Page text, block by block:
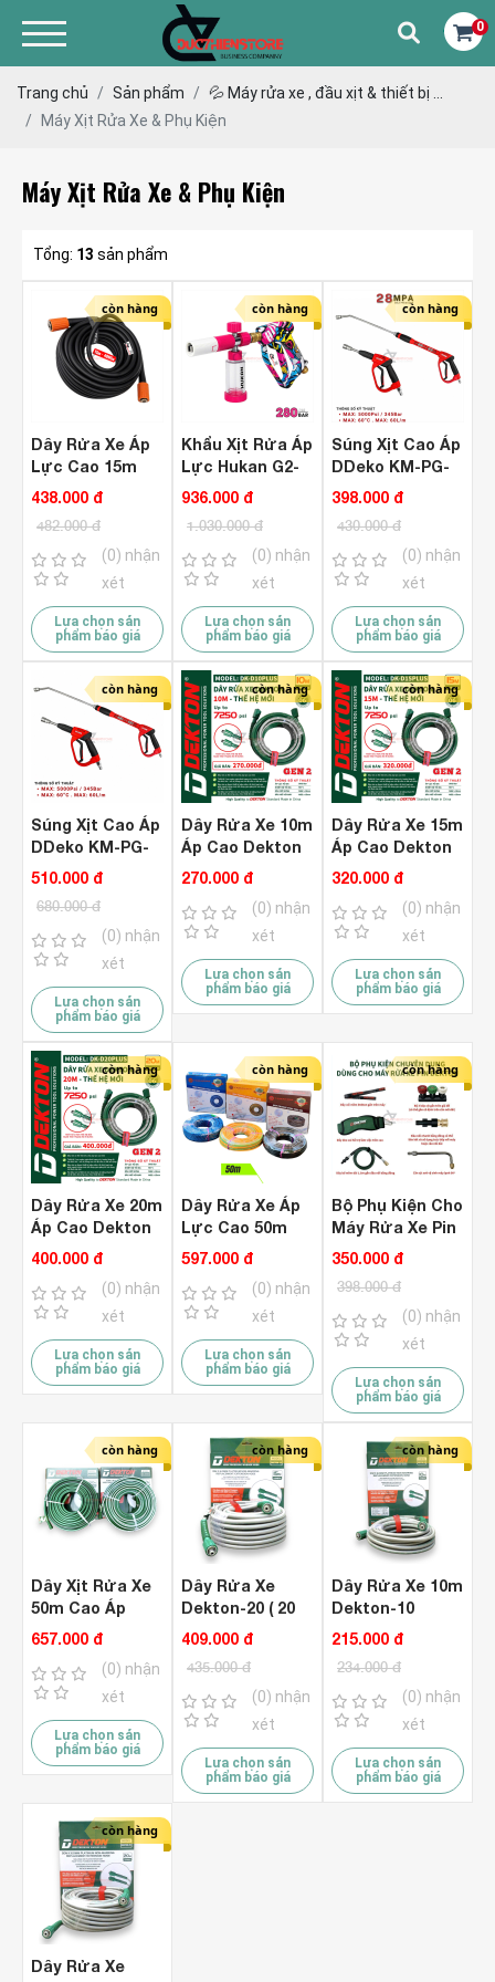
0
Trang chủ Sản phẩm
💦 Máy rửa xe , đầu xịt & thiết bị ...
Máy Xịt Rửa Xe & Phụ Kiện
Máy Xịt Rửa Xe & Phụ Kiện
Tổng: 13 sản phẩm
còn hàng
Dây Rửa Xe Áp
Lực Cao 15m
Hukan G2-
438.000 đ
482.000 đ
(0) nhận
xét
Lựa chọn sản
phẩm báo giá
còn hàng
Khẩu Xịt Rửa Áp
Lực Hukan G2-
GFB280BAR
936.000 đ
1.030.000 đ
(0) nhận
xét
Lựa chọn sản
phẩm báo giá
còn hàng
Súng Xịt Cao Áp
DDeko KM-PG-
19 ( Max 28 MPA
398.000 đ
430.000 đ
(0) nhận
xét
Lựa chọn sản
phẩm báo giá
còn hàng
Súng Xịt Cao Áp
DDeko KM-PG-
20 ( Max 28 MPA
510.000 đ
680.000 đ
(0) nhận
xét
Lựa chọn sản
phẩm báo giá
còn hàng
Dây Rửa Xe 10m
Áp Cao Dekton
DK-D10PLUS
270.000 đ
(0) nhận
xét
Lựa chọn sản
phẩm báo giá
còn hàng
Dây Rửa Xe 15m
Áp Cao Dekton
DK-D15PLUS
320.000 đ
(0) nhận
xét
Lựa chọn sản
phẩm báo giá
còn hàng
Dây Rửa Xe 20m
Áp Cao Dekton
DK-D20PLUS
400.000 đ
(0) nhận
xét
Lựa chọn sản
phẩm báo giá
còn hàng
Dây Rửa Xe Áp
Lực Cao 50m
Yamakomi YM-
8.5*14mm )
597.000 đ
(0) nhận
xét
Lựa chọn sản
phẩm báo giá
còn hàng
Bộ Phụ Kiện Cho
Máy Rửa Xe Pin
Dekton ( Chuyên
350.000 đ
398.000 đ
(0) nhận
xét
Lựa chọn sản
phẩm báo giá
còn hàng
Dây Xịt Rửa Xe
50m Cao Áp
Dekton DK-
DN50C
657.000 đ
(0) nhận
xét
Lựa chọn sản
phẩm báo giá
còn hàng
Dây Rửa Xe
Dekton-20 ( 20
Mét )
409.000 đ
435.000 đ
(0) nhận
xét
Lựa chọn sản
phẩm báo giá
còn hàng
Dây Rửa Xe 10m
Dekton-10
215.000 đ
234.000 đ
(0) nhận
xét
Lựa chọn sản
phẩm báo giá
còn hàng
Dây Rửa Xe